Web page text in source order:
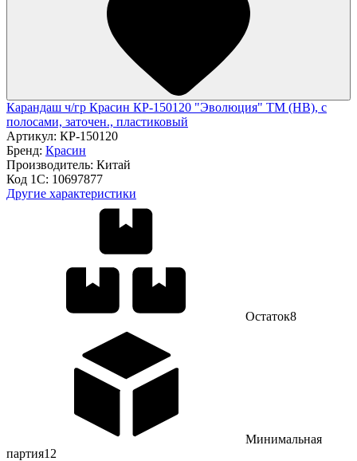
Карандаш ч/гр Красин КР-150120 "Эволюция" ТМ (HB), с
полосами, заточен., пластиковый
Артикул: КР-150120
Бренд: Красин
Производитель: Китай
Код 1С: 10697877
Другие характеристики
Остаток8
Минимальная
партия12